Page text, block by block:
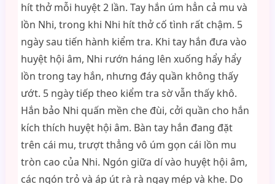
hít thở mỗi huyệt 2 lần. Tay hắn úm hẳn cả mu và
lồn Nhi, trong khi Nhi hít thở cố tình rất chậm. 5
ngày sau tiến hành kiểm tra. Khi tay hắn đưa vào
huyệt hội âm, Nhi rướn háng lên xuống hẩy hẩy
lồn trong tay hắn, nhưng đáy quần không thấy
ướt. 5 ngày tiếp theo kiểm tra sờ vẫn thấy khô.
Hắn bảo Nhi quấn mền che đùi, cởi quần cho hắn
kích thích huyệt hội âm. Bàn tay hắn đang đặt
trên cái mu, trượt thẳng vô úm gọn cái lồn mu
tròn cao của Nhi. Ngón giữa dí vào huyệt hội âm,
các ngón trỏ và áp út rà rà ngay mép và khe. Do